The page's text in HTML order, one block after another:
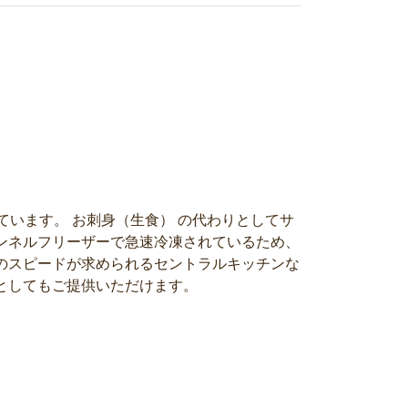
ます。 お刺身（生食） の代わりとしてサ
ルフリーザーで急速冷凍されているため、
ピードが求められるセントラルキッチンな
てもご提供いただけます。